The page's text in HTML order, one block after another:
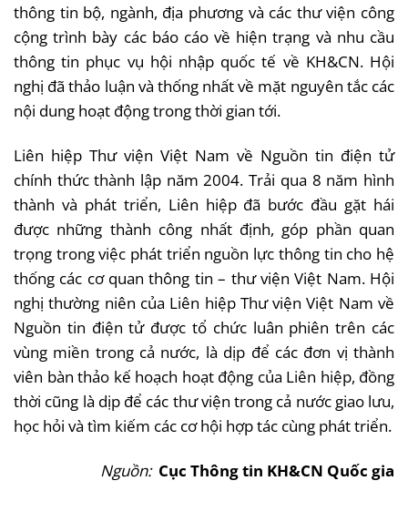
thông tin bộ, ngành, địa phương và các thư viện công
cộng trình bày các báo cáo về hiện trạng và nhu cầu
thông tin phục vụ hội nhập quốc tế về KH&CN. Hội
nghị đã thảo luận và thống nhất về mặt nguyên tắc các
nội dung hoạt động trong thời gian tới.
Liên hiệp Thư viện Việt Nam về Nguồn tin điện tử
chính thức thành lập năm 2004. Trải qua 8 năm hình
thành và phát triển, Liên hiệp đã bước đầu gặt hái
được những thành công nhất định, góp phần quan
trọng trong việc phát triển nguồn lực thông tin cho hệ
thống các cơ quan thông tin – thư viện Việt Nam. Hội
nghị thường niên của Liên hiệp Thư viện Việt Nam về
Nguồn tin điện tử được tổ chức luân phiên trên các
vùng miền trong cả nước, là dịp để các đơn vị thành
viên bàn thảo kế hoạch hoạt động của Liên hiệp, đồng
thời cũng là dịp để các thư viện trong cả nước giao lưu,
học hỏi và tìm kiếm các cơ hội hợp tác cùng phát triển.
Nguồn: Cục Thông tin KH&CN Quốc gia